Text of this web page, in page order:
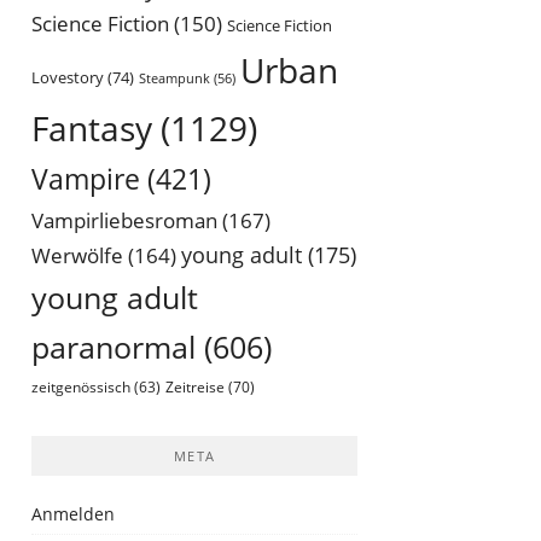
Science Fiction (150) Science Fiction
Lovestory(74) Steampunk (56) Urban
Fantasy (1129)
Vampire (421)
Vampirliebesroman (167)
Werwölfe (164)young adult (175)
young adult
paranormal (606)
zeitgenössisch (63) Zeitreise (70)
META
Anmelden